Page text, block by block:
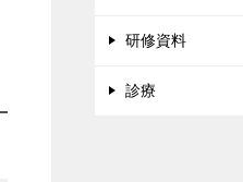
研修資料
診療